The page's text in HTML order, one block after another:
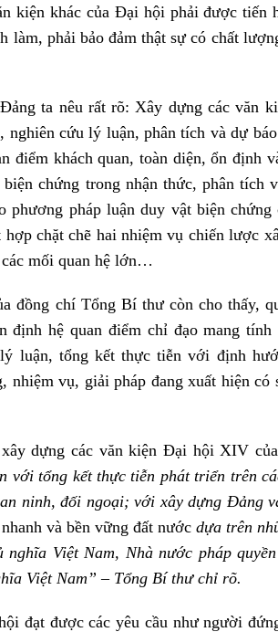
kiện khác của Đại hội phải được tiến
làm, phải bảo đảm thật sự có chất
ta nêu rất rõ: Xây dựng các văn
nghiên cứu lý luận, phân tích và dự
điểm khách quan, toàn diện, ổn định
biện chứng trong nhận thức, phân tích
phương pháp luận duy vật biện
chặt chẽ hai nhiệm vụ chiến lược
mối quan hệ lớn…
đồng chí Tổng Bí thư còn cho thấy,
định hệ quan điểm chỉ đạo mang
luận, tổng kết thực tiễn với định
nhiệm vụ, giải pháp đang xuất hiện
dựng các văn kiện Đại hội XIV
với tổng kết thực tiễn phát triển trên
ninh, đối ngoại; với xây dựng Đảng
và bền vững đất nước dựa trên
nghĩa Việt Nam, Nhà nước pháp
Việt Nam” – Tổng Bí thư chỉ rõ.
đạt được các yêu cầu như người